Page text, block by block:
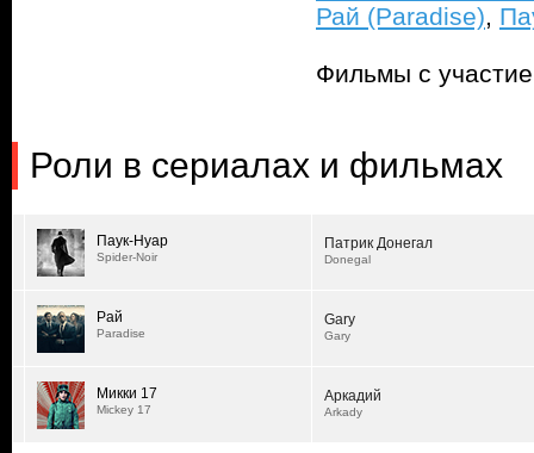
Рай (Paradise),
Фильмы с
Роли в сериалах и фильмах
Паук-Нуар
Spider-Noir
Патрик Донегал
Donegal
Рай
Paradise
Gary
Gary
Микки 17
Mickey 17
Аркадий
Arkady